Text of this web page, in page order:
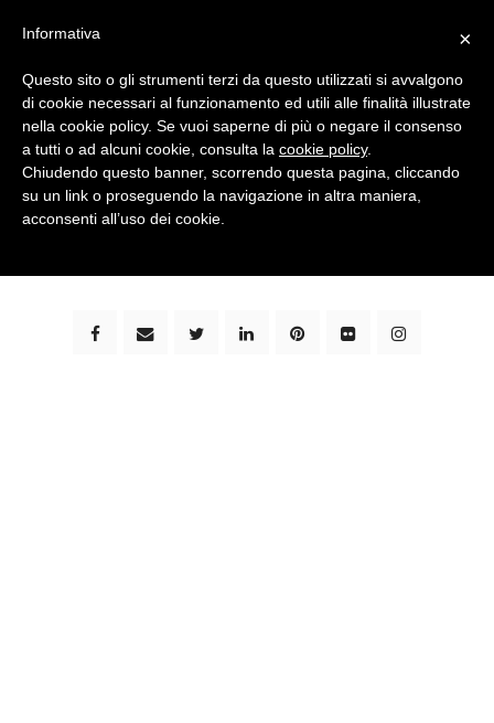
bimbi e viaggi - family travel blog: community #1 in
×
Informativa
Questo sito o gli strumenti terzi da questo utilizzati si avvalgono
di cookie necessari al funzionamento ed utili alle finalità illustrate
nella cookie policy. Se vuoi saperne di più o negare il consenso
a tutti o ad alcuni cookie, consulta la cookie policy.
Chiudendo questo banner, scorrendo questa pagina, cliccando
su un link o proseguendo la navigazione in altra maniera,
acconsenti all’uso dei cookie.